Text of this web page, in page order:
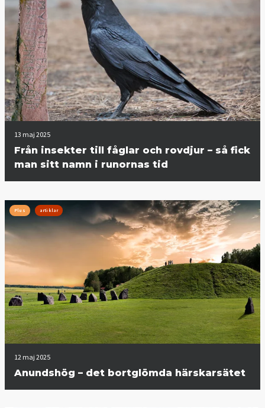
13 maj 2025
Från insekter till fåglar och rovdjur – så fick
man sitt namn i runornas tid
Plus artiklar
12 maj 2025
Anundshög – det bortglömda härskarsätet